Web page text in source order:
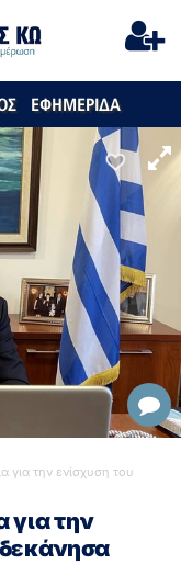
ΕΦΗΜΕΡΙΔΑ
την ενίσχυση του
για την